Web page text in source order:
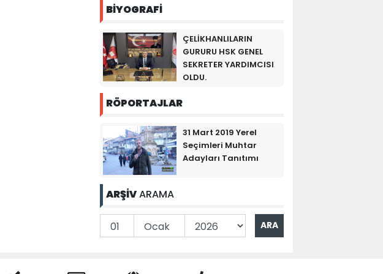
BİYOGRAFİ
ÇELİKHANLILARIN
GURURU HSK GENEL
SEKRETER YARDIMCISI
OLDU.
RÖPORTAJLAR
31 Mart 2019 Yerel
Seçimleri Muhtar
Adayları Tanıtımı
ARŞİVARAMA